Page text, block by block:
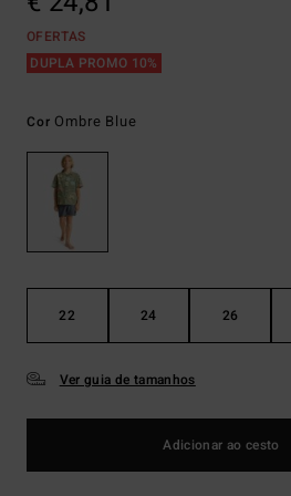
OFERTAS
DUPLA PROMO 10%
Cor Ombre Blue
22 24 26
Ver guia de tamanhos
Adicionar ao cesto